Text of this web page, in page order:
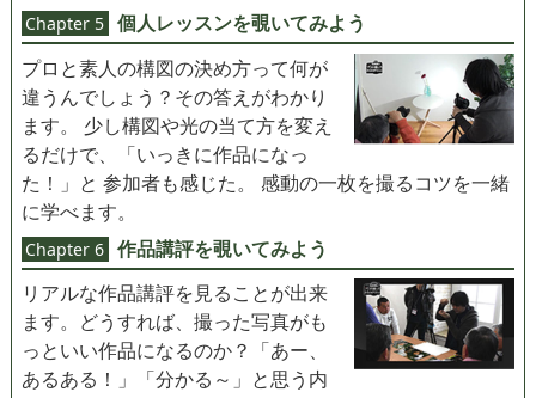
Chapter 5 個人レッスンを覗いてみよう
プロと素人の構図の決め方って何が
違うんでしょう？その答えがわかり
ます。 少し構図や光の当て方を変え
るだけで、「いっきに作品になっ
た！」と 参加者も感じた。 感動の一枚を撮るコツを一緒
に学べます。
Chapter 6 作品講評を覗いてみよう
リアルな作品講評を見ることが出来
ます。どうすれば、撮った写真がも
っといい作品になるのか？「あー、
あるある！」「分かる～」と思う内